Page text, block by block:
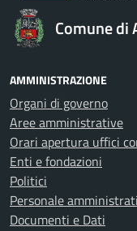
Comune di
AMMINISTRAZIONE
Organi di governo
Aree amministrative
Orari apertura uffici
Enti e fondazioni
Politici
Personale
Documenti e Dati